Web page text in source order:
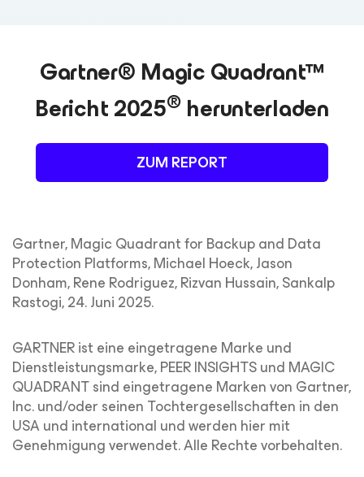
Gartner® Magic Quadrant™
Bericht 2025®herunterladen
ZUM REPORT
Gartner, Magic Quadrant for Backup and Data
Protection Platforms, Michael Hoeck, Jason
Donham, Rene Rodriguez, Rizvan Hussain, Sankalp
Rastogi, 24. Juni 2025.
GARTNER ist eine eingetragene Marke und
Dienstleistungsmarke, PEER INSIGHTS und MAGIC
QUADRANT sind eingetragene Marken von Gartner,
Inc. und/oder seinen Tochtergesellschaften in den
USA und international und werden hier mit
Genehmigung verwendet. Alle Rechte vorbehalten.